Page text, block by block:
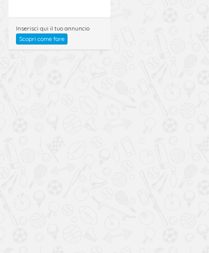
Inserisci qui il tuo annuncio
Scopri come fare